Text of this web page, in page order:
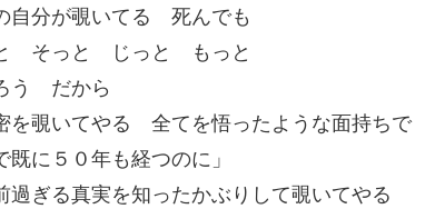
自分が覗いてる 死んでも
そっと じっと もっと
う だから
を覗いてやる 全てを悟ったような面持ちで
既に５０年も経つのに」
過ぎる真実を知ったかぶりして覗いてやる